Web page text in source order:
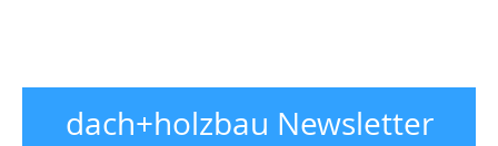
dach+holzbau Newsletter